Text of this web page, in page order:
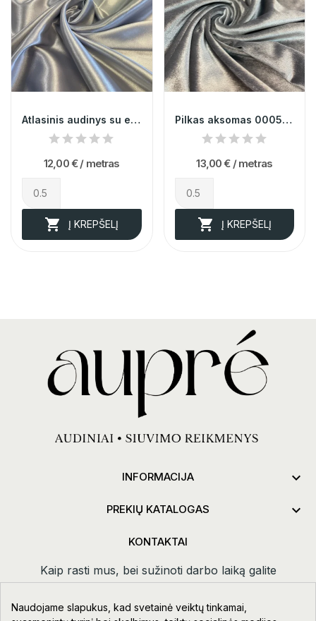
Atlasinis audinys su elastanu sidabrinis 011514
12,00 € / metras
 Į KREPŠELĮ
Pilkas aksomas 000578
13,00 € / metras
 Į KREPŠELĮ
INFORMACIJA 
PREKIŲ KATALOGAS 
KONTAKTAI
Kaip rasti mus, bei sužinoti darbo laiką galite
paspauduskontaktai.
Taikos pr. 111-109, Klaipėda
Naudojame slapukus, kad svetainė veiktų tinkamai,